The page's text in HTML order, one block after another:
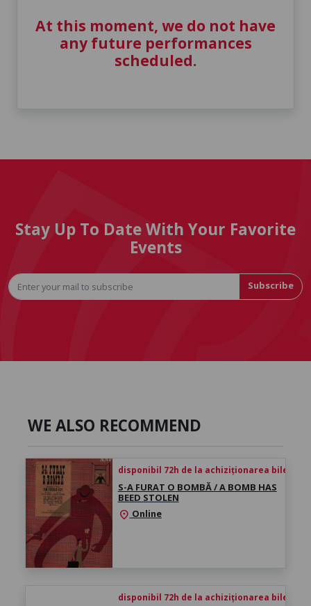
At this moment, we do not have
any future performances
scheduled.
Stay Up To Date With Your Favorite
Events
Subscribe
WE ALSO RECOMMEND
disponibil 72h de la achiziționarea biletului
S-A FURAT O BOMBĂ / A BOMB HAS
BEED STOLEN
location_on Online
disponibil 72h de la achiziționarea biletului